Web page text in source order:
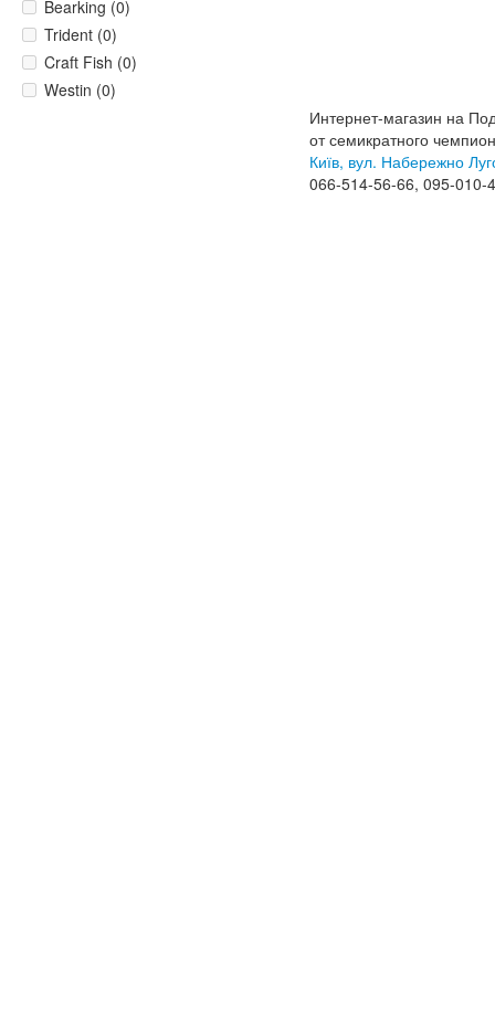
Bearking (0)
Trident (0)
Craft Fish (0)
Westin (0)
Интернет-магазин на
от семикратного
Київ, вул. Набережно
066-514-56-66, 095-010-